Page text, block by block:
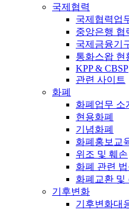
국제협력
국제협력업
중앙은행 협
국제금융기
통화스왑 현
KPP & CBSP
관련 사이트
화폐
화폐업무 소
현용화폐
기념화폐
화폐홍보교
위조 및 훼손
화폐 관련
화폐교환 및
기후변화
기후변화대